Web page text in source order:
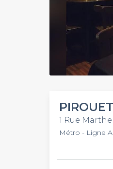
1 Rue Marthe
Métro - Ligne